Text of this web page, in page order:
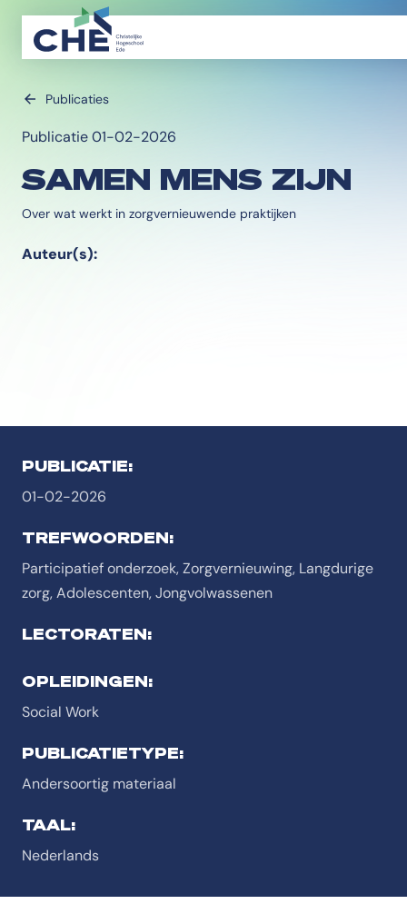
Publicaties
Publicatie 01-02-2026
SAMEN MENS ZIJN
Over wat werkt in zorgvernieuwende praktijken
Auteur(s):
PUBLICATIE:
01-02-2026
TREFWOORDEN:
Participatief onderzoek, Zorgvernieuwing, Langdurige
zorg, Adolescenten, Jongvolwassenen
LECTORATEN:
OPLEIDINGEN:
Social Work
PUBLICATIETYPE:
Andersoortig materiaal
TAAL:
Nederlands